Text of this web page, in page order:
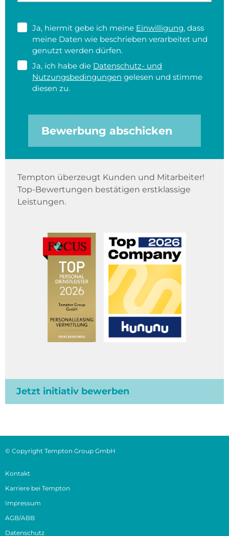
Ja, hiermit gebe ich meine Einwilligung, dass
meine Daten wie beschrieben verarbeitet und
genutzt werden dürfen.
Ja, ich habe die Datenschutz- und
Nutzungsbedingungen gelesen und stimme
diesen zu.
Bewerbung abschicken
Tempton überzeugt Kunden und Mitarbeiter!
Top-Bewertungen bestätigen erstklassige
Leistungen.
Jetzt initiativ bewerben
© Copyright Tempton Group GmbH
Kontakt
Karriere bei Tempton
Impressum
AGB/ABB
Datenschutz